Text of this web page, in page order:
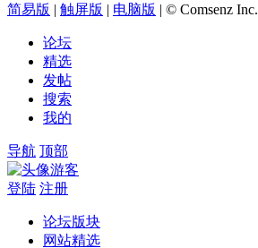
简易版 | 触屏版 | 电脑版 | © Comsenz Inc.
论坛
精选
发帖
搜索
我的
导航 顶部
游客
登陆 注册
论坛版块
网站精选